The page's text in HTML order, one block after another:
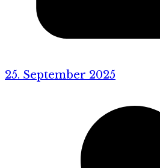
25. September 2025